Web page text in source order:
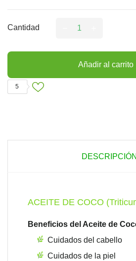
Cantidad
Añadir al carrito
5
DESCRIPCIÓN
ACEITE DE COCO
Beneficios del Aceite de
Cuidados del cabello
Cuidados de la piel